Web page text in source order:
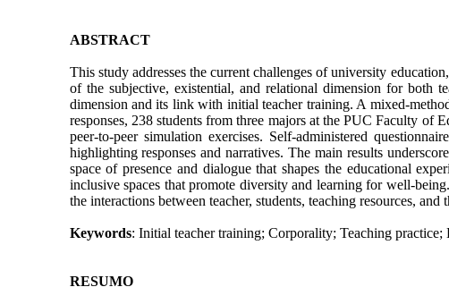
ABSTRACT
This study addresses the current challenges of university
of the subjective, existential, and relational dimension for both
dimension and its link with initial teacher training. A mixed-
responses, 238 students from three majors at the PUC Faculty of
peer-to-peer simulation exercises. Self-administered
highlighting responses and narratives. The main results
space of presence and dialogue that shapes the educational
inclusive spaces that promote diversity and learning for well-
the interactions between teacher, students, teaching resources,
Keywords: Initial teacher training; Corporality; Teaching practice;
RESUMO